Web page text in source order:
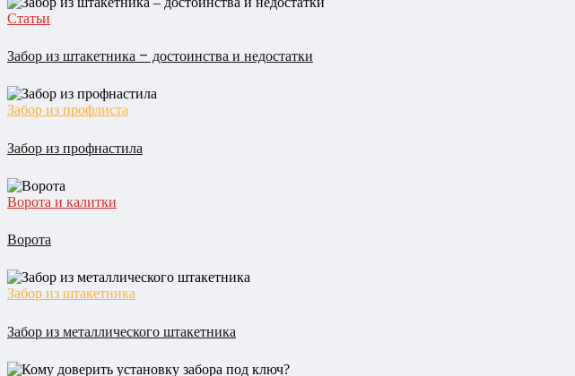
Статьи
Забор из штакетника – достоинства и недостатки
Забор из профлиста
Забор из профнастила
Ворота и калитки
Ворота
Забор из штакетника
Забор из металлического штакетника